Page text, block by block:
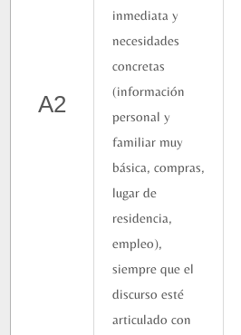
A2
inmediata y
necesidades
concretas
(información
personal y
familiar muy
básica, compras,
lugar de
residencia,
empleo),
siempre que el
discurso esté
articulado con